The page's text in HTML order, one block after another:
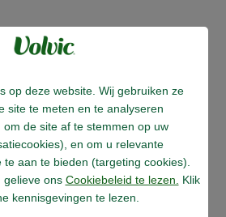
op deze website. Wij gebruiken ze
site te meten en te analyseren
de site af te stemmen op uw
en om u relevante
aan te bieden (targeting cookies).
gelieve ons Cookiebeleid te lezen.
Klik
kennisgevingen te lezen.